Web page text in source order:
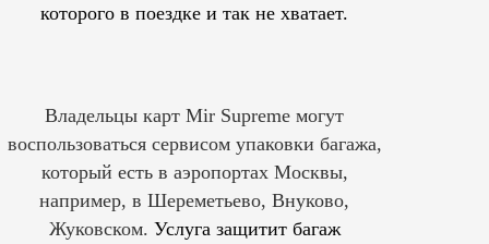
которого в поездке и так не хватает.
Владельцы карт Mir Supreme могут
воспользоваться сервисом упаковки багажа,
который есть в аэропортах Москвы,
например, в Шереметьево, Внуково,
Жуковском. Услуга защитит багаж